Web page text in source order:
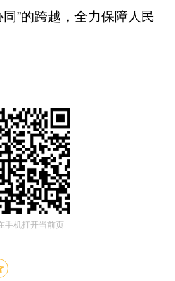
同”的跨越，全力保障人民
手机打开当前页